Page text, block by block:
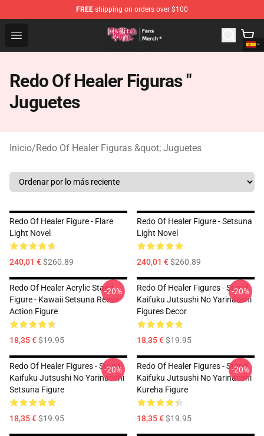
FREE shipping on orders over $100
Open menu
Redo Of Healer Store - Official Redo Of Healer
Redo Of Healer Figuras "
Juguetes
Inicio/Redo Of Healer Figuras &quot; Juguetes
Redo Of Healer Figure - Flare
Light Novel
240,01 €$260.89
Redo Of Healer Figure - Setsuna
Light Novel
240,01 €$260.89
Redo Of Healer Acrylic Stand
Figure - Kawaii Setsuna Reese
Action Figure
18,35 €$19.95
-20%
Redo Of Healer Figures - Stand
Kaifuku Jutsushi No Yarinaoshi
Figures Decor
18,35 €$19.95
-20%
Redo Of Healer Figures - Stand
Kaifuku Jutsushi No Yarinaoshi
Setsuna Figure
18,35 €$19.95
-20%
Redo Of Healer Figures - Stand
Kaifuku Jutsushi No Yarinaoshi
Kureha Figure
18,35 €$19.95
-20%